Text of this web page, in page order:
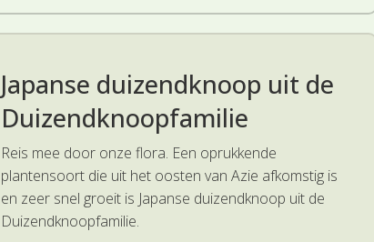
Japanse duizendknoop uit de
Duizendknoopfamilie
Reis mee door onze flora. Een oprukkende
plantensoort die uit het oosten van Azie afkomstig is
en zeer snel groeit is Japanse duizendknoop uit de
Duizendknoopfamilie.